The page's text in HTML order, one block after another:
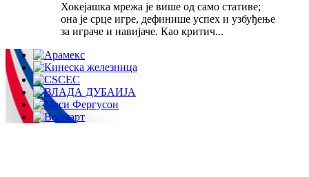
Хокејашка мрежа је више од само стативе;
она је срце игре, дефинише успех и узбуђење
за играче и навијаче. Као критич...